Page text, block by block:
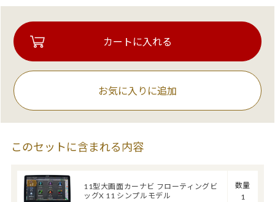
お気に入りに追加
このセットに含まれる内容
11型大画面カーナビ フローティングビ
ッグX 11 シンプルモデル
数量
1